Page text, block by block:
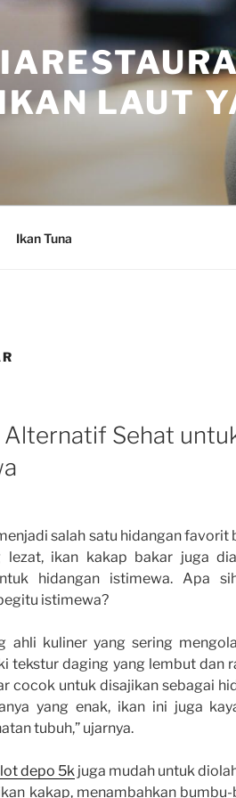
LAUT
Ikan Tuna
Alternatif Sehat
salah satu hidangan favorit
lezat, ikan kakap bakar juga
hidangan istimewa. Apa
istimewa?
ahli kuliner yang sering
tekstur daging yang lembut dan
cocok untuk disajikan sebagai
yang enak, ikan ini juga
tubuh,” ujarnya.
depo 5k juga mudah untuk
kakap, menambahkan